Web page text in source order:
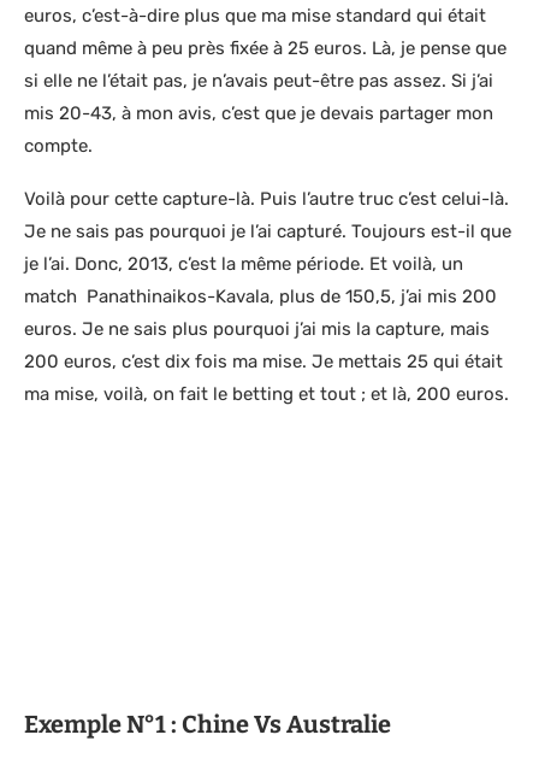
euros, c’est-à-dire plus que ma mise standard qui était
quand même à peu près fixée à 25 euros. Là, je pense que
si elle ne l’était pas, je n’avais peut-être pas assez. Si j’ai
mis 20-43, à mon avis, c’est que je devais partager mon
compte.
Voilà pour cette capture-là. Puis l’autre truc c’est celui-là.
Je ne sais pas pourquoi je l’ai capturé. Toujours est-il que
je l’ai. Donc, 2013, c’est la même période. Et voilà, un
match Panathinaikos-Kavala, plus de 150,5, j’ai mis 200
euros. Je ne sais plus pourquoi j’ai mis la capture, mais
200 euros, c’est dix fois ma mise. Je mettais 25 qui était
ma mise, voilà, on fait le betting et tout ; et là, 200 euros.
Exemple N°1 : Chine Vs Australie